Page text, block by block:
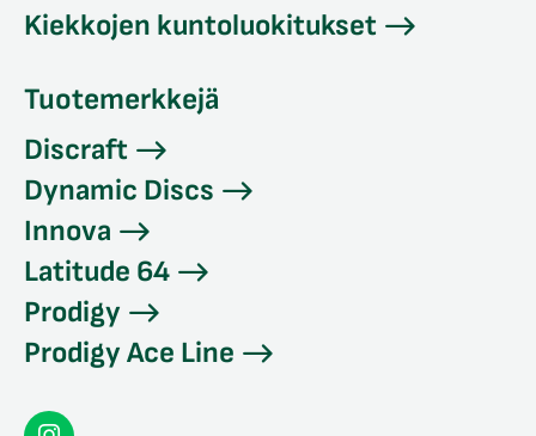
Kiekkojen kuntoluokitukset
Tuotemerkkejä
Discraft
Dynamic Discs
Innova
Latitude 64
Prodigy
Prodigy Ace Line